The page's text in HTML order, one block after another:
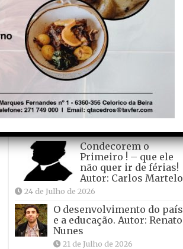
5 de Agosto de 2026
Falso crescimento…
Autor: Nuno Pereira
1 de Agosto de 2026
Tadei Pogacar vence o
“Tour” – A “Volta a
França em Bicicleta”
pela quinta vez! Autor:
João Dinis
Condecorem o
Primeiro ! – que ele
não quer ir de férias!
Autor: Carlos Martelo
24 de Julho de 2026
O desenvolvimento do país
e a educação. Autor: Renato
Nunes
21 de Julho de 2026